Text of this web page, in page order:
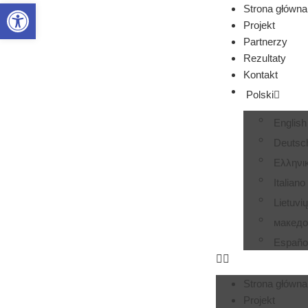
Strona główna
Projekt
Partnerzy
Rezultaty
Kontakt
Polski
English
Italiano
Lietuvių
Strona główna
Projekt
Otwórz pasek narzędzi